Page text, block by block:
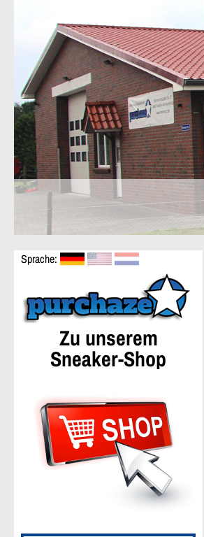
Sprache:
Zu unserem
Sneaker-Shop